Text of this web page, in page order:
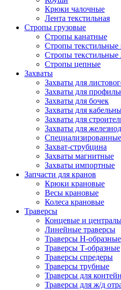
Крюки чалочные
Лента текстильная
Стропы грузовые
Стропы канатные
Стропы текстильные
Стропы текстильные
Стропы цепные
Захваты
Захваты для
Захваты для
Захваты для бочек
Захваты для
Захваты для
Захваты для
Захват-струбцина
Захваты магнитные
Захваты импортные
Запчасти для кранов
Крюки крановые
Весы крановые
Колеса крановые
Траверсы
Концевые и
Линейные траверсы
Траверсы Н-образные
Траверсы Т-образные
Траверсы спредеры
Траверсы трубные
Траверсы для
Траверсы для ж/д